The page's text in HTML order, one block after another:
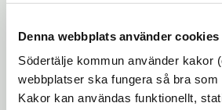
Denna webbplats använder cookies
Södertälje kommun använder kakor
webbplatser ska fungera så bra som
Kakor kan användas funktionellt,
medborgare över 12 år ska
48 timmar gammalt
inresa till Sverige tas bort,